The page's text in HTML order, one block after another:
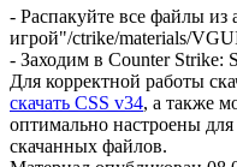
- Распакуйте все файлы из
игрой"/ctrike/materials/
- Заходим в Counter Strike:
Для корректной работы
скачать CSS v34, а также
оптимально настроены
скачанных файлов.